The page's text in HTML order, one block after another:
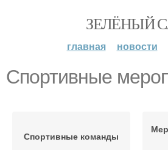
ЗЕЛЁНЫЙ
главная новости
Спортивные
Спортивные команды